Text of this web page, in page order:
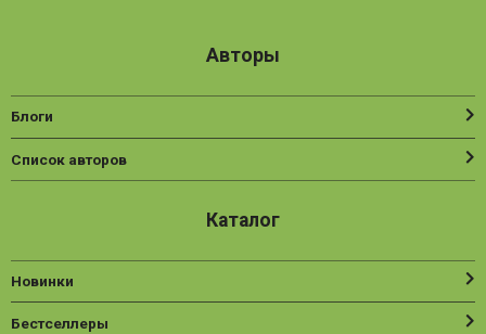
Авторы
Блоги
Список авторов
Каталог
Новинки
Бестселлеры